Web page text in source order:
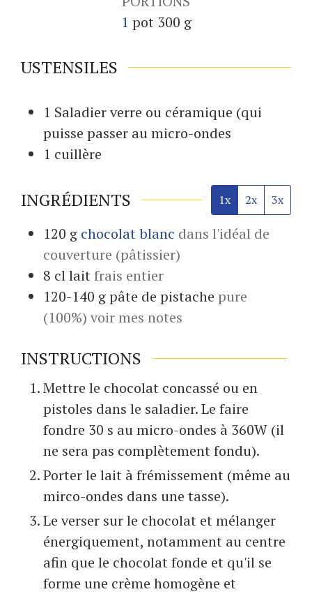
1 pot 300 g
USTENSILES
1 Saladierverre ou céramique (qui
puisse passer au micro-ondes
1 cuillère
INGRÉDIENTS 1x 2x 3x
120 g chocolat blanc dans l'idéal de
couverture (pâtissier)
8 cllaitfrais entier
120-140 gpâte de pistache pure
(100%) voir mes notes
INSTRUCTIONS
Mettre le chocolat concassé ou en
pistoles dans le saladier. Le faire
fondre 30 s au micro-ondes à 360W (il
ne sera pas complètement fondu).
Porter le lait à frémissement (même au
mirco-ondes dans une tasse).
Le verser sur le chocolat et mélanger
énergiquement, notamment au centre
afin que le chocolat fonde et qu'il se
forme une crème homogène et